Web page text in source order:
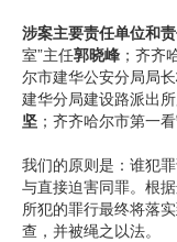
涉案主要责任单位和责
室”主任郭晓峰 ；齐齐
尔市建华公安分局局长
建华分局建设路派出
坚 ；齐齐哈尔市第一
我们的原则是：谁犯
与直接迫害同罪。根
所犯的罪行最终将落
查，并被绳之以法。